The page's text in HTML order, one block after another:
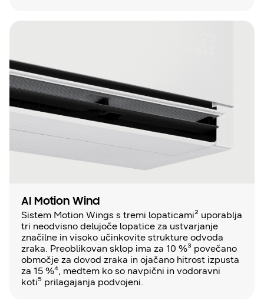
AI Motion Wind
Sistem Motion Wings s tremi lopaticami² uporablja
tri neodvisno delujoče lopatice za ustvarjanje
značilne in visoko učinkovite strukture odvoda
zraka. Preoblikovan sklop ima za 10 %³ povečano
območje za dovod zraka in ojačano hitrost izpusta
za 15 %⁴, medtem ko so navpični in vodoravni
koti⁵ prilagajanja podvojeni.